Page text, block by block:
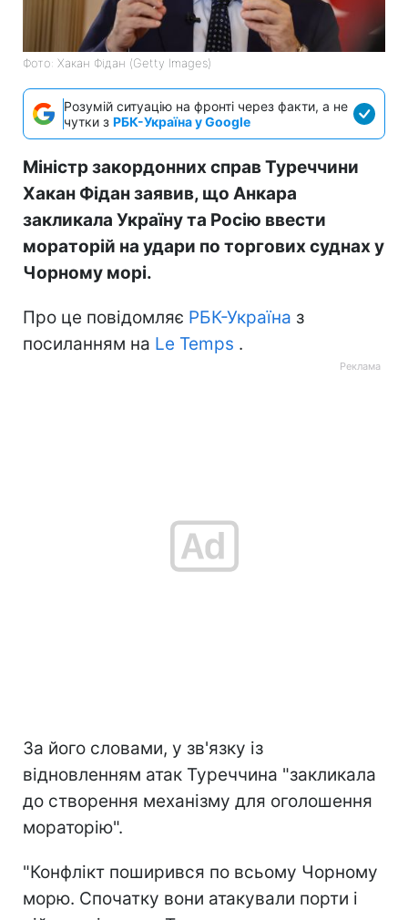
Фото: Хакан Фідан (Getty Images)
Розумій ситуацію на фронті через факти, а не
чутки з РБК-Україна у Google
Міністр закордонних справ Туреччини
Хакан Фідан заявив, що Анкара
закликала Україну та Росію ввести
мораторій на удари по торгових суднах у
Чорному морі.
Про це повідомляє РБК-Україна з
посиланням на Le Temps .
За його словами, у зв'язку із
відновленням атак Туреччина "закликала
до створення механізму для оголошення
мораторію".
"Конфлікт поширився по всьому Чорному
морю. Спочатку вони атакували порти і